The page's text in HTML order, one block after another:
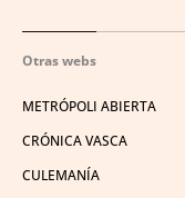
Otras webs
METRÓPOLI ABIERTA
CRÓNICA VASCA
CULEMANÍA